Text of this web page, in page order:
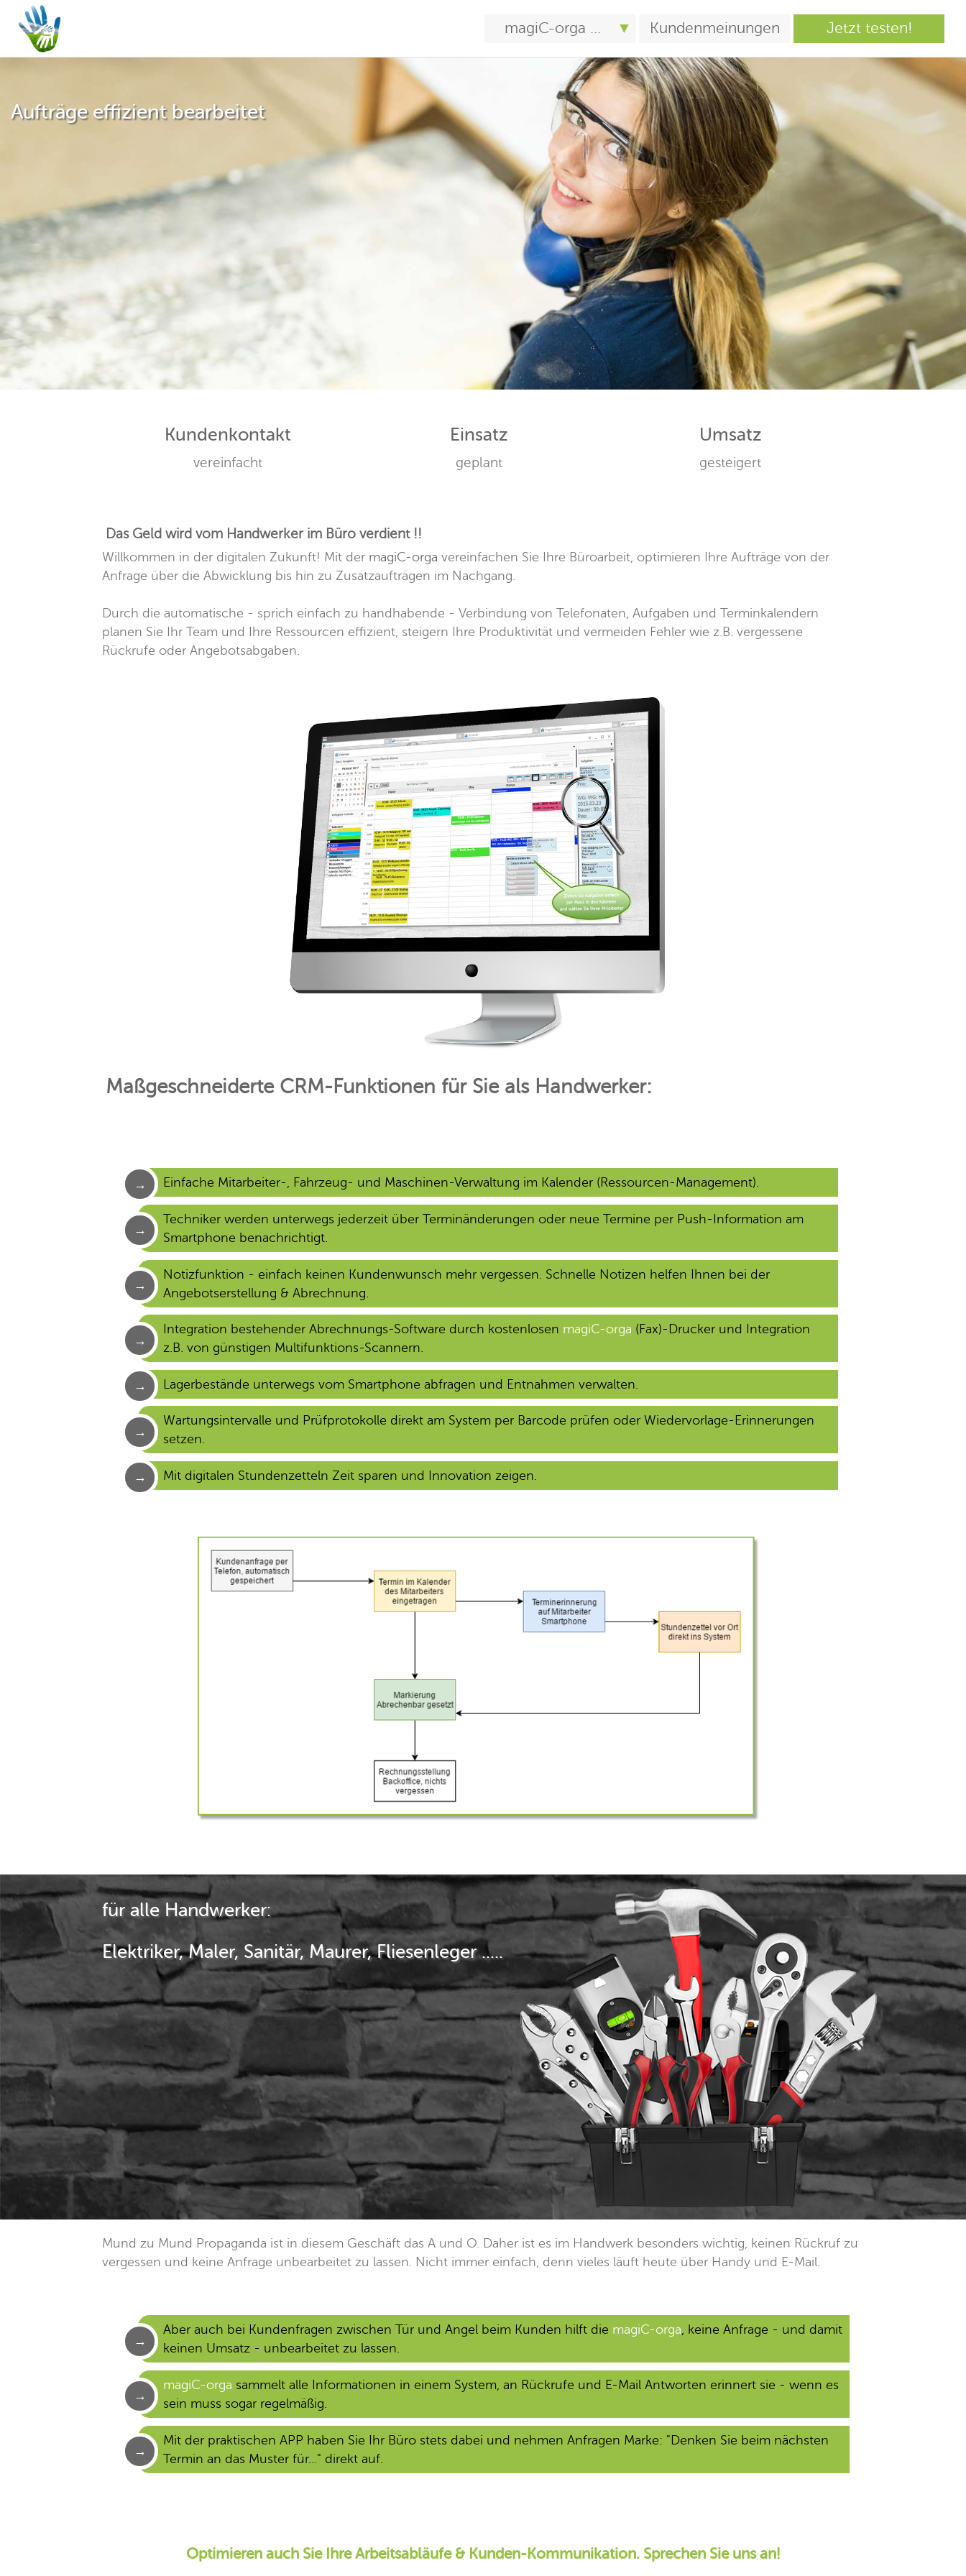
magiC-orga ... Kundenmeinungen Jetzt testen!
Aufträge effizient bearbeitet
Kundenkontakt
vereinfacht
Einsatz
geplant
Umsatz
gesteigert
Das Geld wird vom Handwerker im Büro verdient !!
Willkommen in der digitalen Zukunft! Mit der magiC-orga vereinfachen Sie Ihre Büroarbeit, optimieren Ihre Aufträge von der
Anfrage über die Abwicklung bis hin zu Zusatzaufträgen im Nachgang.
Durch die automatische - sprich einfach zu handhabende - Verbindung von Telefonaten, Aufgaben und Terminkalendern
planen Sie Ihr Team und Ihre Ressourcen effizient, steigern Ihre Produktivität und vermeiden Fehler wie z.B. vergessene
Rückrufe oder Angebotsabgaben.
Maßgeschneiderte CRM-Funktionen für Sie als Handwerker:
Einfache Mitarbeiter-, Fahrzeug- und Maschinen-Verwaltung im Kalender (Ressourcen-Management).
Techniker werden unterwegs jederzeit über Terminänderungen oder neue Termine per Push-Information am
Smartphone benachrichtigt.
Notizfunktion - einfach keinen Kundenwunsch mehr vergessen. Schnelle Notizen helfen Ihnen bei der
Angebotserstellung & Abrechnung.
Integration bestehender Abrechnungs-Software durch kostenlosen magiC-orga (Fax)-Drucker und Integration
z.B. von günstigen Multifunktions-Scannern.
Lagerbestände unterwegs vom Smartphone abfragen und Entnahmen verwalten.
Wartungsintervalle und Prüfprotokolle direkt am System per Barcode prüfen oder Wiedervorlage-Erinnerungen
setzen.
Mit digitalen Stundenzetteln Zeit sparen und Innovation zeigen.
für alle Handwerker:
Elektriker, Maler, Sanitär, Maurer, Fliesenleger .....
Mund zu Mund Propaganda ist in diesem Geschäft das A und O. Daher ist es im Handwerk besonders wichtig, keinen Rückruf zu
vergessen und keine Anfrage unbearbeitet zu lassen. Nicht immer einfach, denn vieles läuft heute über Handy und E-Mail.
Aber auch bei Kundenfragen zwischen Tür und Angel beim Kunden hilft die magiC-orga, keine Anfrage - und damit
keinen Umsatz - unbearbeitet zu lassen.
magiC-orga sammelt alle Informationen in einem System, an Rückrufe und E-Mail Antworten erinnert sie - wenn es
sein muss sogar regelmäßig.
Mit der praktischen APP haben Sie Ihr Büro stets dabei und nehmen Anfragen Marke: "Denken Sie beim nächsten
Termin an das Muster für..." direkt auf.
Optimieren auch Sie Ihre Arbeitsabläufe & Kunden-Kommunikation. Sprechen Sie uns an!